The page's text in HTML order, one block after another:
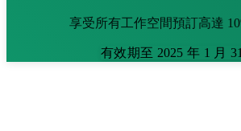
享受所有工作空間預訂高達
有效期至 2025 年 1 月